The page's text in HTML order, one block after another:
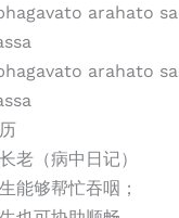
arahato
arahato
（病中日记）
能够帮忙吞咽；